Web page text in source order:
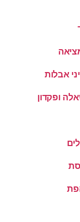
אבלות
ופקדון